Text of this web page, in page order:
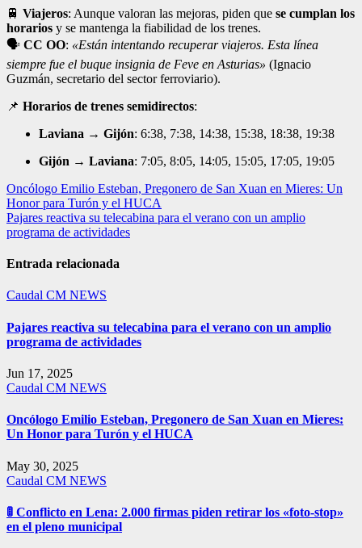
🚆 Viajeros: Aunque valoran las mejoras, piden que se cumplan los
horarios y se mantenga la fiabilidad de los trenes.
🗣️ CC OO: «Están intentando recuperar viajeros. Esta línea
siempre fue el buque insignia de Feve en Asturias» (Ignacio
Guzmán, secretario del sector ferroviario).
📌 Horarios de trenes semidirectos:
Laviana → Gijón: 6:38, 7:38, 14:38, 15:38, 18:38, 19:38
Gijón → Laviana: 7:05, 8:05, 14:05, 15:05, 17:05, 19:05
Navegación
de
entradas
Oncólogo Emilio Esteban, Pregonero de San Xuan en Mieres: Un
Honor para Turón y el HUCA
Pajares reactiva su telecabina para el verano con un amplio
programa de actividades
Entrada relacionada
Caudal CM NEWS
Pajares reactiva su telecabina para el verano con un amplio
programa de actividades
Jun 17, 2025
Caudal CM NEWS
Oncólogo Emilio Esteban, Pregonero de San Xuan en Mieres:
Un Honor para Turón y el HUCA
May 30, 2025
Caudal CM NEWS
🚦 Conflicto en Lena: 2.000 firmas piden retirar los «foto-stop»
en el pleno municipal